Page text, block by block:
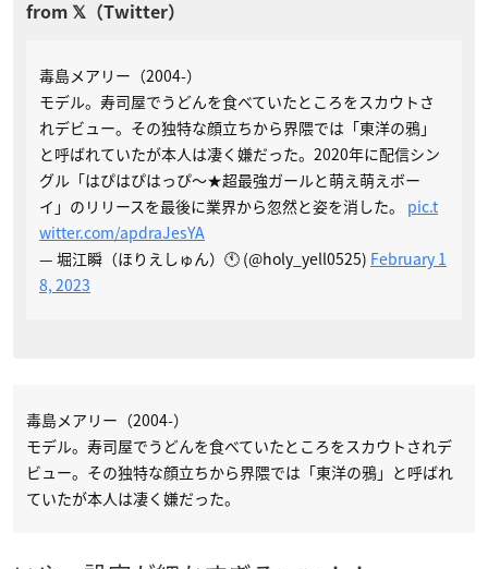
毒島メアリー（2004-）
モデル。寿司屋でうどんを食べていたところをスカウトさ
れデビュー。その独特な顔立ちから界隈では「東洋の鴉」
と呼ばれていたが本人は凄く嫌だった。2020年に配信シン
グル「はぴはぴはっぴ〜★超最強ガールと萌え萌えボー
イ」のリリースを最後に業界から忽然と姿を消した。 pic.t
witter.com/apdraJesYA
— 堀江瞬（ほりえしゅん）🕚 (@holy_yell0525) February 1
8, 2023
毒島メアリー（2004-）
モデル。寿司屋でうどんを食べていたところをスカウトされデ
ビュー。その独特な顔立ちから界隈では「東洋の鴉」と呼ばれ
ていたが本人は凄く嫌だった。